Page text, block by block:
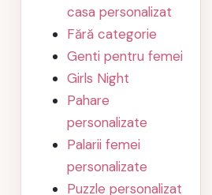
casa personalizat
Fără categorie
Genti pentru femei
Girls Night
Pahare
personalizate
Palarii femei
personalizate
Puzzle personalizat